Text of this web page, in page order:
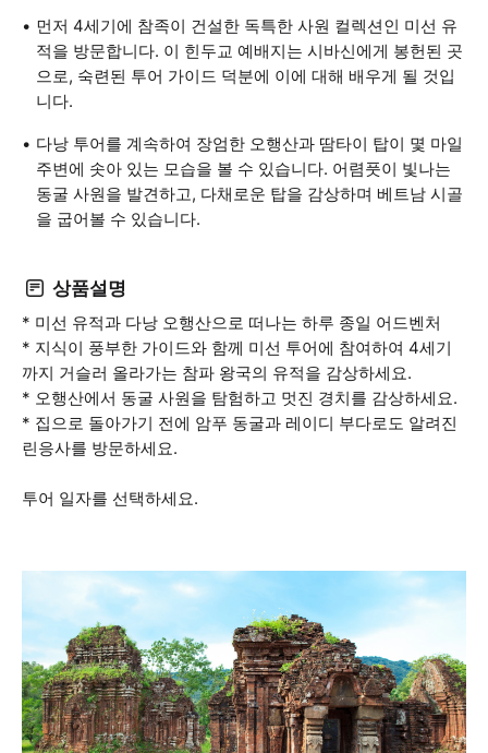
먼저 4세기에 참족이 건설한 독특한 사원 컬렉션인 미선 유
적을 방문합니다. 이 힌두교 예배지는 시바신에게 봉헌된 곳
으로, 숙련된 투어 가이드 덕분에 이에 대해 배우게 될 것입
니다.
다낭 투어를 계속하여 장엄한 오행산과 땀타이 탑이 몇 마일
주변에 솟아 있는 모습을 볼 수 있습니다. 어렴풋이 빛나는
동굴 사원을 발견하고, 다채로운 탑을 감상하며 베트남 시골
을 굽어볼 수 있습니다.
상품설명
* 미선 유적과 다낭 오행산으로 떠나는 하루 종일 어드벤처
* 지식이 풍부한 가이드와 함께 미선 투어에 참여하여 4세기
까지 거슬러 올라가는 참파 왕국의 유적을 감상하세요.
* 오행산에서 동굴 사원을 탐험하고 멋진 경치를 감상하세요.
* 집으로 돌아가기 전에 암푸 동굴과 레이디 부다로도 알려진
린응사를 방문하세요.
투어 일자를 선택하세요.